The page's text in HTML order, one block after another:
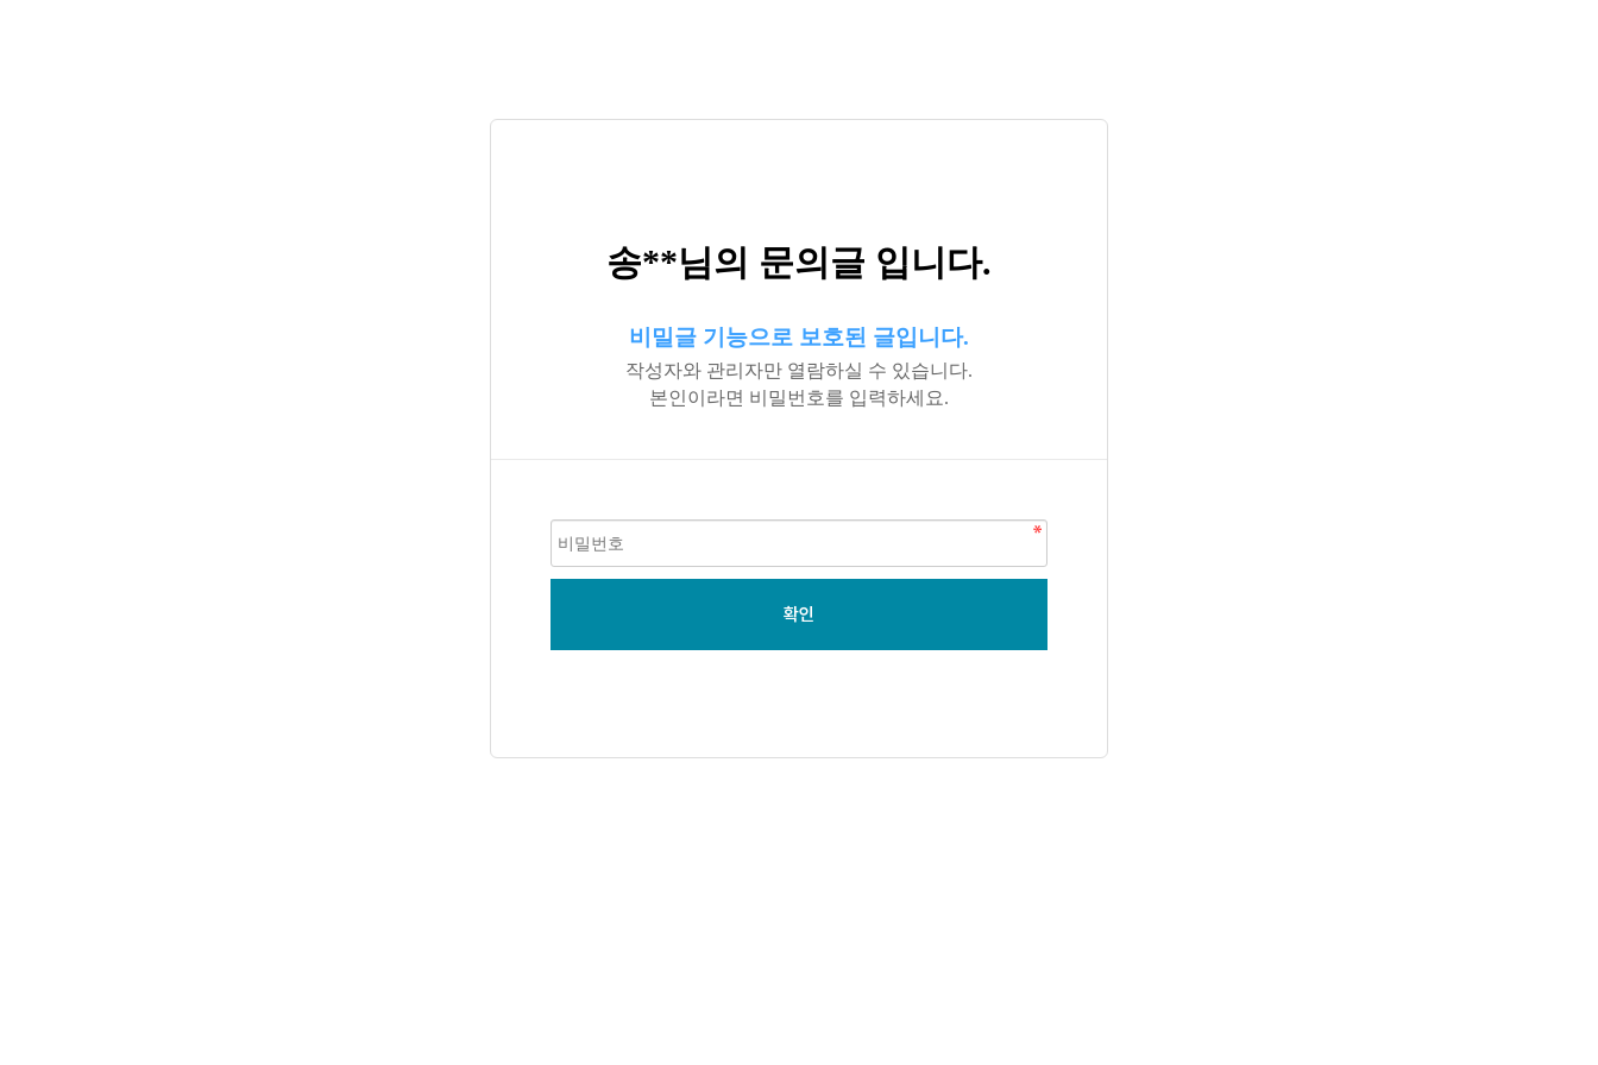
송**님의 문의글 입니다.
비밀글 기능으로 보호된 글입니다.
작성자와 관리자만 열람하실 수 있습니다.
본인이라면 비밀번호를 입력하세요.